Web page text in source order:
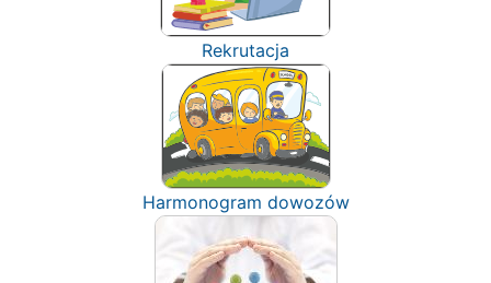
Rekrutacja
Harmonogram dowozów